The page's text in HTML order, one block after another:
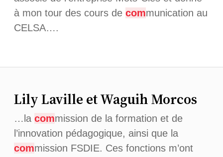
à mon tour des cours de communication au
CELSA….
Lily Laville et Waguih Morcos
…la commission de la formation et de
l’innovation pédagogique, ainsi que la
commission FSDIE. Ces fonctions m’ont